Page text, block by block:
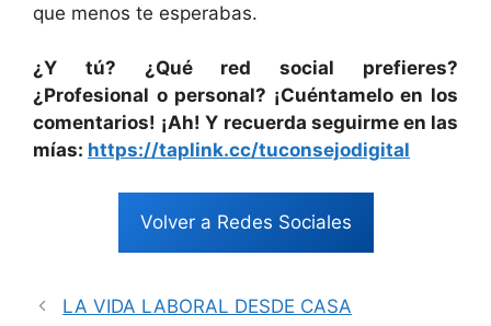
que menos te esperabas.
¿Y tú? ¿Qué red social prefieres?
¿Profesional o personal? ¡Cuéntamelo en los
comentarios! ¡Ah! Y recuerda seguirme en las
mías: https://taplink.cc/tuconsejodigital
Volver a Redes Sociales
LA VIDA LABORAL DESDE CASA